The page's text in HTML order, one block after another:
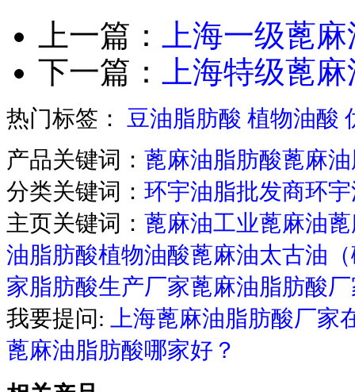
上一篇：
上海一级蓖
下一篇：
上海特级蓖
热门标签： 豆油脂肪酸 植物油酸
产品关键词： 蓖麻油脂肪酸蓖麻
分类关键词： 环宇油脂批发商环
主页关键词： 蓖麻油工业蓖麻油
油脂肪酸植物油酸蓖麻油太古油
家脂肪酸生产厂家蓖麻油脂肪酸
我要提问:
上海蓖麻油脂肪酸厂家
蓖麻油脂肪酸哪家好？